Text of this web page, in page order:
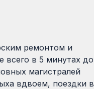
ремонтом и
всего в 5 минутах до
магистралей
вдвоем, поездки в